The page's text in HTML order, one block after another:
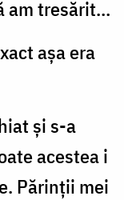
am tresărit…
așa era
și s-a
acestea i
Părinții mei